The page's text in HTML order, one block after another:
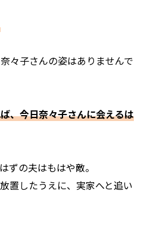
子さんの姿はありませんで
、今日奈々子さんに会えるは
ずの夫はもはや敵。
置したうえに、実家へと追い